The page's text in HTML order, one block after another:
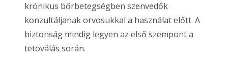
krónikus bőrbetegségben szenvedők
konzultáljanak orvosukkal a használat előtt. A
biztonság mindig legyen az első szempont a
tetoválás során.